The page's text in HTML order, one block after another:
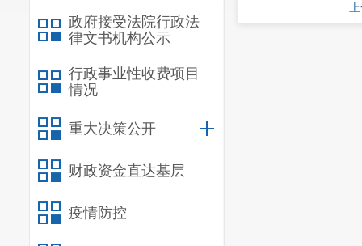
政府接受法院行政法
律文书机构公示
行政事业性收费项目
情况
重大决策公开
财政资金直达基层
疫情防控